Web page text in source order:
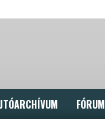
FÓRUM